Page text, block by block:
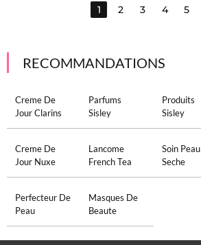
1 2 3 4 5
RECOMMANDATIONS
Creme De
Jour Clarins
Parfums
Sisley
Produits
Sisley
Creme De
Jour Nuxe
Lancome
French Tea
Soin Peau
Seche
Perfecteur De
Peau
Masques De
Beaute